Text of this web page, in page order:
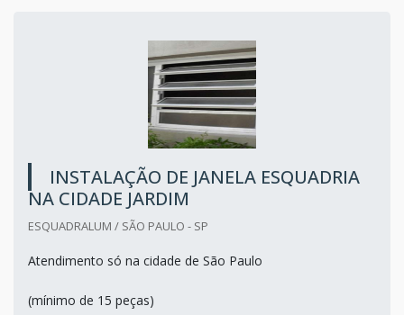
INSTALAÇÃO DE JANELA ESQUADRIA
NA CIDADE JARDIM
ESQUADRALUM / SÃO PAULO - SP
Atendimento só na cidade de São Paulo
(mínimo de 15 peças)